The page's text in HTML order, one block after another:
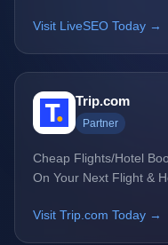
Visit LiveSEO Today →
Trip.com
Partner
Cheap Flights/Hotel
On Your Next Flight &
Visit Trip.com Today →